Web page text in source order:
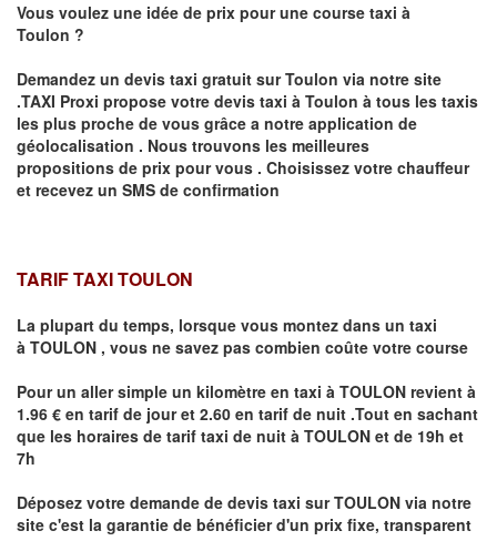
Vous voulez une idée de prix pour une course taxi à
Toulon ?
Demandez un devis taxi gratuit surToulon via notre site
.TAXI Proxi propose votre devis taxi à Toulon à tous les taxis
les plus proche de vous grâce a notre application de
géolocalisation . Nous trouvons les meilleures
propositions de prix pour vous . Choisissez votre chauffeur
et recevez un SMS de confirmation
TARIF TAXI TOULON
La plupart du temps, lorsque vous montez dans un taxi
à TOULON , vous ne savez pas combien coûte votre course
Pour un aller simple un kilomètre en taxi à TOULON revient à
1.96 € en tarif de jour et 2.60 en tarif de nuit .Tout en sachant
que les horaires de tarif taxi de nuit à TOULON et de 19h et
7h
Déposez votre demande de devis taxi surTOULON via notre
site c'est la garantie de bénéficier d'un prix fixe, transparent